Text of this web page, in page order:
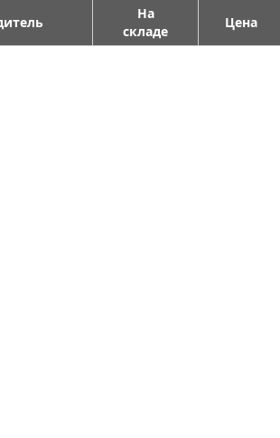
На
складе
Цена